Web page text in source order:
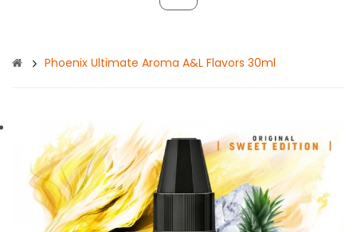
Phoenix Ultimate Aroma A&L Flavors 30ml